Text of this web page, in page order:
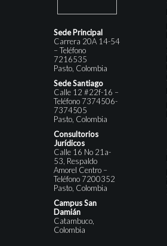
Sede Principal
Carrera 20A 14-54
– Teléfono
7216535
Pasto, Colombia
Sede Santiago
Calle 12 #22f-16 –
Teléfono 7374506-
7374505
Pasto, Colombia
Consultorios
Jurídicos
Calle 16 No 21a-
53, Respaldo
Amorel Centro –
Teléfono 7200352
Pasto, Colombia
Campus San
Damián
Catambuco,
Colombia